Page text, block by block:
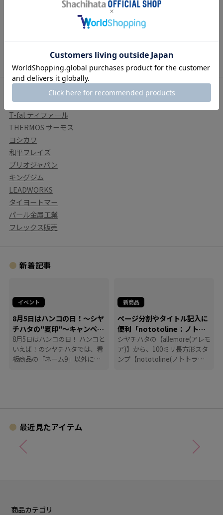
すべてのランキングを見る
関連カテゴリ
T-fal ティファール
THERMOS サーモス
ヨシカワ
和平フレイズ
ブリオジャパン
キングジム
LEADWORKS
タイヨートマー
パール金属工業
フレックス販売
新着記事
イベント
8月5日はハンコの日！～シヤ
チハタの"夏印"～キャンペー
ン
8月5日はハンコの日！ ハンコと
いえば！のシヤチハタでは、看
板商品の「ネーム9」以外に
新商品
ページ分割やタイトル記入に
便利「nototoline：ノトト
ライン」
シヤチハタの【allemore(アレモ
ア)】から、100ミリ長方形スタ
ンプ【nototoline(ノトトライ
最近見たアイテム
商品カテゴリ